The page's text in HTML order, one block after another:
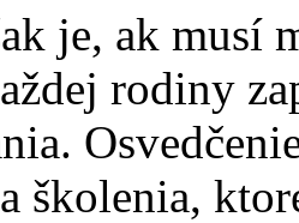
je, ak musí
rodiny
školenia,